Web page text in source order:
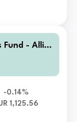
Fund - Allia
Bond W
-0.14%
1,125.56